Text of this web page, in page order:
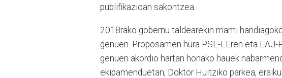
publifikazioan sakontzea.
2018rako gobernu taldearekin mami
genuen. Proposamen hura PSE-EEren eta
genuen akordio hartan honako hauek
ekipamenduetan, Doktor Huitziko parkea,